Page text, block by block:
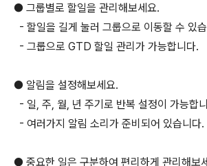
● 그룹별로 할일을 관리해보세요.
- 할일을 길게 눌러 그룹으로 이동할 수 있
- 그룹으로 GTD 할일 관리가 가능합니다.
● 알림을 설정해보세요.
- 일, 주, 월, 년 주기로 반복 설정이 가능합
- 여러가지 알림 소리가 준비되어 있습니다.
● 중요한 일은 구분하여 편리하게 관리해보